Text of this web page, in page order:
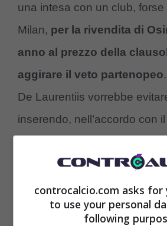
una intesa con un club,
Milan, per la rivendita di
anno al prezzo della
aggirare il veto partenopeo
De Laurentiis vorrebbe
inserendo, nell’accordo con
rivendere Osimhen a un
controcalcio.com asks for
to use your personal
following